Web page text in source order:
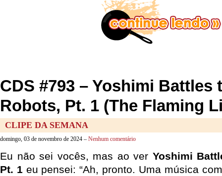
CDS #793 – Yoshimi Battles
Robots, Pt. 1 (The Flaming
CLIPE DA SEMANA
domingo, 03 de novembro de 2024 – Nenhum comentário
Eu não sei vocês, mas ao ver Yoshimi
Pt. 1eu pensei: “Ah, pronto. Uma música